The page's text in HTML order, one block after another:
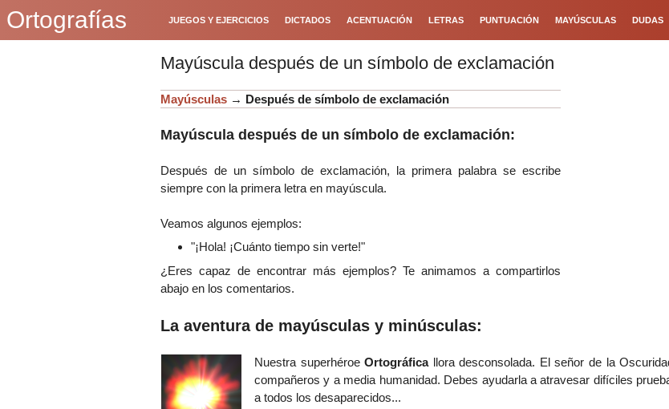
Ortografías JUEGOS Y EJERCICIOS DICTADOS ACENTUACIÓN LETRAS PUNTUACIÓN MAYÚSCULAS DUDAS
Mayúscula después de un símbolo de exclamación
Mayúsculas → Después de símbolo de exclamación
Mayúscula después de un símbolo de exclamación:
Después de un símbolo de exclamación, la primera palabra se escribe
siempre con la primera letra en mayúscula.
Veamos algunos ejemplos:
"¡Hola! ¡Cuánto tiempo sin verte!"
¿Eres capaz de encontrar más ejemplos? Te animamos a compartirlos
abajo en los comentarios.
La aventura de mayúsculas y minúsculas:
Nuestra superhéroeOrtográficallora desconsolada. El señor de la
compañeros y a media humanidad. Debes ayudarla a atravesar difíciles
a todos los desaparecidos...